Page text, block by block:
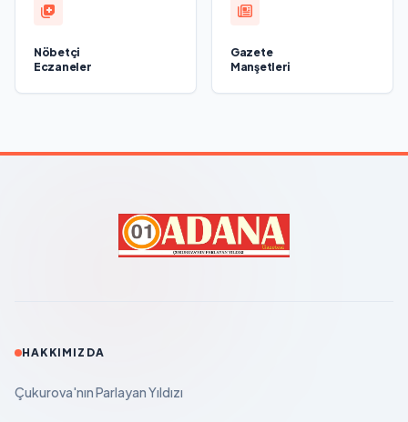
Nöbetçi
Eczaneler
Gazete
Manşetleri
HAKKIMIZDA
Çukurova'nın Parlayan Yıldızı